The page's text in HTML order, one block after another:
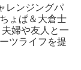
レンジングパ
ょぱ＆大倉士
婦や友人と一
ツライフを提